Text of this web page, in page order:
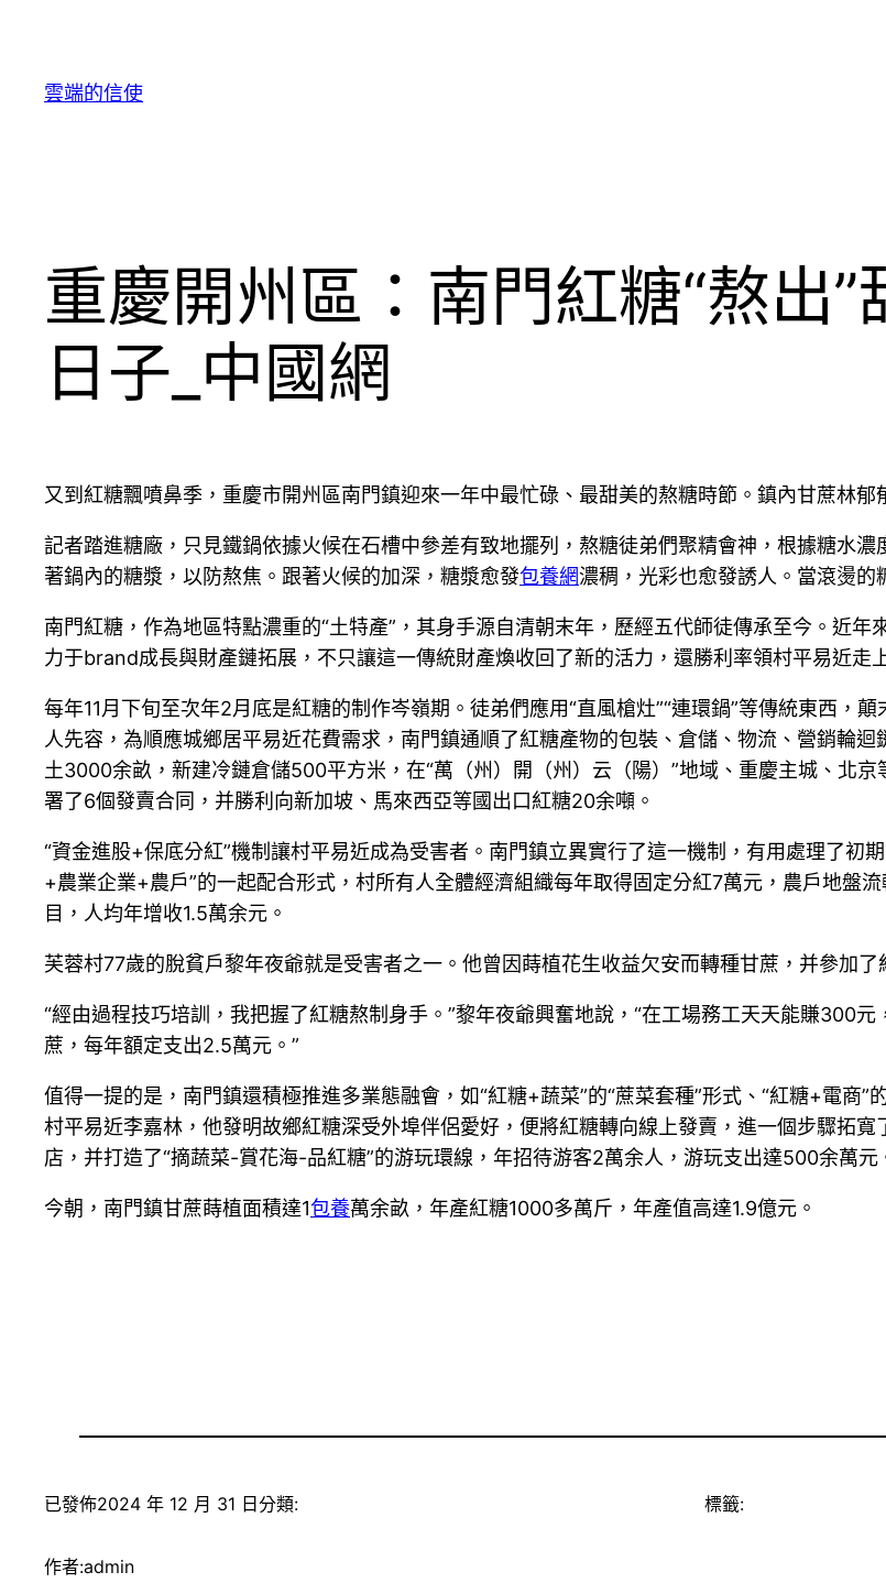
雲端的信使
重慶開州區：南門紅糖“熬出
日子_中國網
又到紅糖飄噴鼻季，重慶市開州區南門鎮迎來一年中最忙碌、最甜美的熬糖時節。鎮內甘蔗林郁
記者踏進糖廠，只見鐵鍋依據火候在石槽中參差有致地擺列，熬糖徒弟們聚精會神，根據糖水
著鍋內的糖漿，以防熬焦。跟著火候的加深，糖漿愈發包養網濃稠，光彩也愈發誘人。當滾燙的
南門紅糖，作為地區特點濃重的“土特產”，其身手源自清朝末年，歷經五代師徒傳承至今。近
力于brand成長與財產鏈拓展，不只讓這一傳統財產煥收回了新的活力，還勝利率領村平易近走
每年11月下旬至次年2月底是紅糖的制作岑嶺期。徒弟們應用“直風槍灶”“連環鍋”等傳統東西，
人先容，為順應城鄉居平易近花費需求，南門鎮通順了紅糖產物的包裝、倉儲、物流、營銷輪
土3000余畝，新建冷鏈倉儲500平方米，在“萬（州）開（州）云（陽）”地域、重慶主城、北
署了6個發賣合同，并勝利向新加坡、馬來西亞等國出口紅糖20余噸。
“資金進股+保底分紅”機制讓村平易近成為受害者。南門鎮立異實行了這一機制，有用處理了初
+農業企業+農戶”的一起配合形式，村所有人全體經濟組織每年取得固定分紅7萬元，農戶地盤
目，人均年增收1.5萬余元。
芙蓉村77歲的脫貧戶黎年夜爺就是受害者之一。他曾因蒔植花生收益欠安而轉種甘蔗，并參加
“經由過程技巧培訓，我把握了紅糖熬制身手。”黎年夜爺興奮地說，“在工場務工天天能賺300
蔗，每年額定支出2.5萬元。”
值得一提的是，南門鎮還積極推進多業態融會，如“紅糖+蔬菜”的“蔗菜套種”形式、“紅糖+電商
村平易近李嘉林，他發明故鄉紅糖深受外埠伴侶愛好，便將紅糖轉向線上發賣，進一個步驟拓
店，并打造了“摘蔬菜-賞花海-品紅糖”的游玩環線，年招待游客2萬余人，游玩支出達500余萬元
今朝，南門鎮甘蔗蒔植面積達1包養萬余畝，年產紅糖1000多萬斤，年產值高達1.9億元。
已發佈2024 年 12 月 31 日 分類:
作者:admin
標籤: